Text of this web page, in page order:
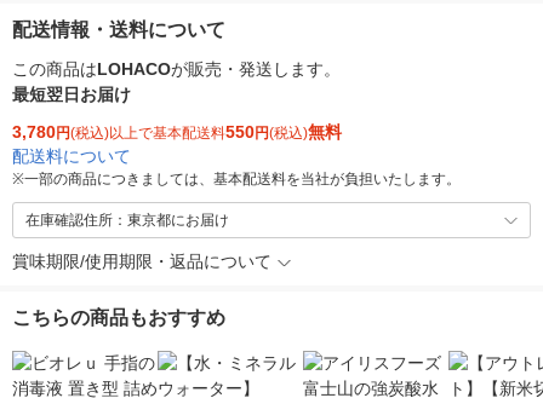
配送情報・送料について
この商品はLOHACOが販売・発送します。
最短翌日お届け
3,780円(税込)以上で基本配送料550円(税込)無料
配送料について
※一部の商品につきましては、基本配送料を当社が負担いたします。
在庫確認住所：東京都にお届け
賞味期限/使用期限・返品について
こちらの商品もおすすめ